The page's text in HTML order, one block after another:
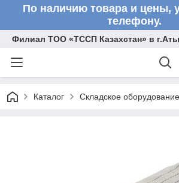
По наличию товара и цены,
телефону.
Филиал ТОО «ТССП Казахстан» в
Каталог Складское оборудование